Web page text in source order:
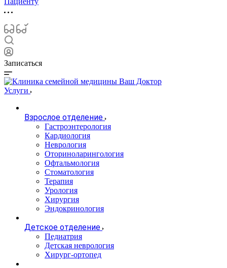
Записаться
Услуги
Взрослое отделение
Гастроэнтерология
Кардиология
Неврология
Оториноларингология
Офтальмология
Стоматология
Терапия
Урология
Хирургия
Эндокринология
Детское отделение
Педиатрия
Детская неврология
Хирург-ортопед